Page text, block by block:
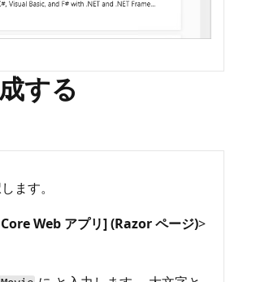
する
ます。
Core Web アプリ] (Razor ページ)>